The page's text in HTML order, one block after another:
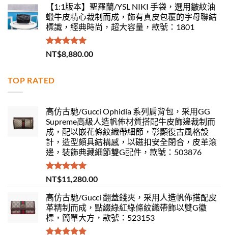
【1:1版本】聖羅蘭/YSL NIKI 手袋，選用皺紋油
蠟牛皮精心裁制而成，飾有真皮包覆的字母聯結
標識，經典時尚，超大容量，款號：1801
評分 5.00
滿分 5
NT$8,880.00
TOP RATED
高仿古馳/Gucci Ophidia 系列肩背包，采用GG
Supreme高級人造帆佈材質搭配牛皮飾邊裁制而
成，配以嵌花條紋織帶細節，彰顯復古風格設
計，造型頗具結構感，以磁扣安全閉合，皮革滾
邊，裝飾典藏細節雙G配件，款號：503876
評分5.00
滿分 5
NT$11,280.00
高仿古馳/Gucci 翻蓋錢夾，采用人造帆佈搭配皮
革精制而成，點綴綠紅綠條紋織帶飾以雙G徽
標，簡單大方，款號：523153